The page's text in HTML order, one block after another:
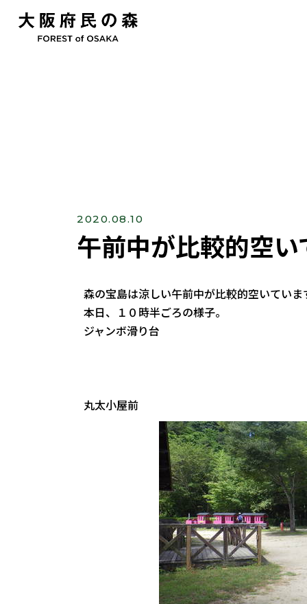
2020.08.10
午前中が比較的空い
森の宝島は涼しい午前中が比較的空いていま
本日、１０時半ごろの様子。
ジャンボ滑り台
丸太小屋前